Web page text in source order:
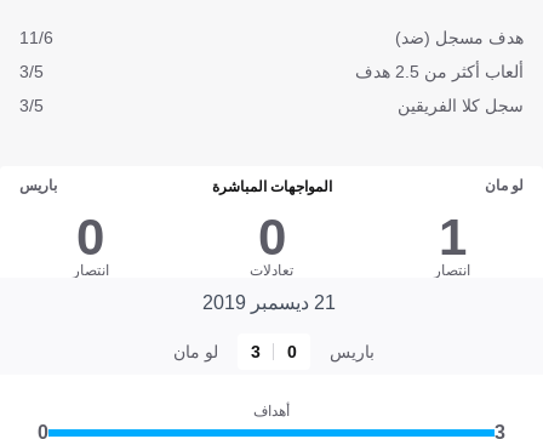
هدف مسجل (ضد)
11/6
ألعاب أكثر من 2.5 هدف
3/5
سجل كلا الفريقين
3/5
لو مان المواجهات المباشرة باريس
1
انتصار
0
تعادلات
0
انتصار
21 ديسمبر 2019
باريس 0
3 لو مان
أهداف
3
0